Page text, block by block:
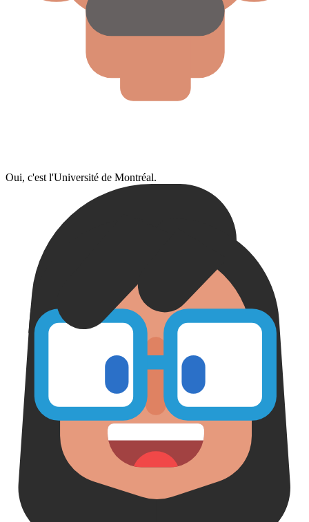
Oui, c'est l'Université de Montréal.